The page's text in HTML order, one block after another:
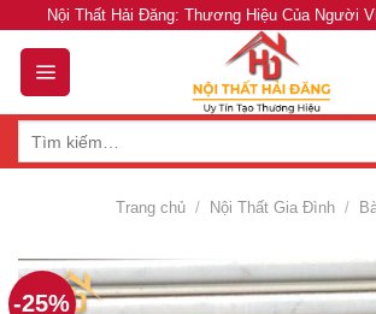
content
Nội Thất Hải Đăng: Thương Hiệu Của Người
Trang chủ / Nội Thất Gia Đình /
-25%